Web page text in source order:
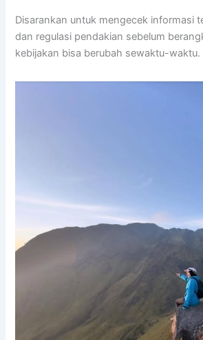
Disarankan untuk mengecek informasi
dan regulasi pendakian sebelum
kebijakan bisa berubah sewaktu-waktu.